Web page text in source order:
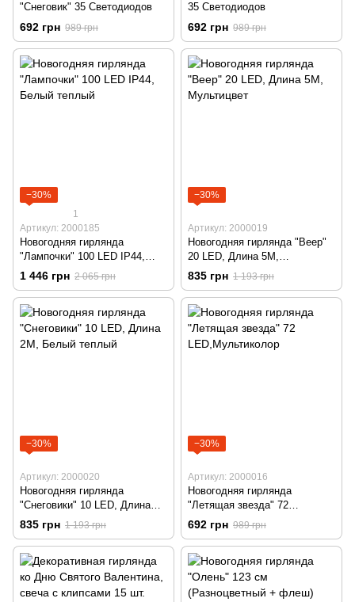
"Снеговик" 35 Светодиодов
692 грн 989 грн
35 Светодиодов
692 грн 989 грн
−30%
1
Артикул: 2000185
Новогодняя гирлянда
"Лампочки" 100 LED IP44,
Белый теплый
1 446 грн 2 065 грн
−30%
Артикул: 2000019
Новогодняя гирлянда "Веер"
20 LED, Длина 5M,
Мультицвет
835 грн 1 193 грн
−30%
Артикул: 2000020
Новогодняя гирлянда
"Снеговики" 10 LED, Длина
2M, Белый теплый
835 грн 1 193 грн
−30%
Артикул: 2000016
Новогодняя гирлянда
"Летящая звезда" 72
LED,Мультиколор
692 грн 989 грн